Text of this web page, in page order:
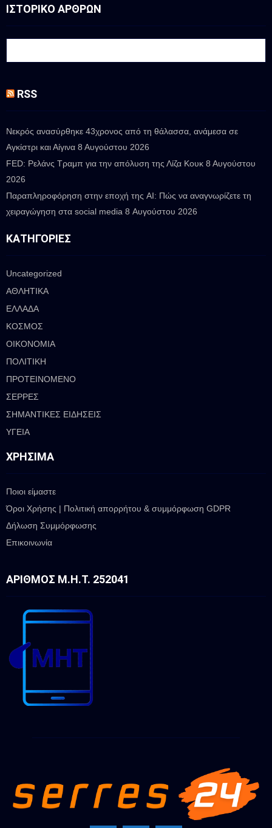
ΙΣΤΟΡΙΚΟ ΑΡΘΡΩΝ
RSS
Νεκρός ανασύρθηκε 43χρονος από τη θάλασσα, ανάμεσα σε
Αγκίστρι και Αίγινα 8 Αυγούστου 2026
FED: Ρελάνς Τραμπ για την απόλυση της Λίζα Κουκ 8 Αυγούστου
2026
Παραπληροφόρηση στην εποχή της AI: Πώς να αναγνωρίζετε τη
χειραγώγηση στα social media 8 Αυγούστου 2026
ΚΑΤΗΓΟΡΊΕΣ
Uncategorized
ΑΘΛΗΤΙΚΑ
ΕΛΛΑΔΑ
ΚΟΣΜΟΣ
ΟΙΚΟΝΟΜΙΑ
ΠΟΛΙΤΙΚΗ
ΠΡΟΤΕΙΝΟΜΕΝΟ
ΣΕΡΡΕΣ
ΣΗΜΑΝΤΙΚΕΣ ΕΙΔΗΣΕΙΣ
ΥΓΕΙΑ
ΧΡΉΣΙΜΑ
Ποιοι είμαστε
Όροι Χρήσης | Πολιτική απορρήτου & συμμόρφωση GDPR
Δήλωση Συμμόρφωσης
Επικοινωνία
ΑΡΙΘΜΌΣ Μ.Η.Τ. 252041